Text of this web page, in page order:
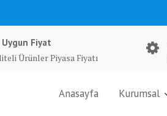
Uygun Fiyat
Ürünler Piyasa Fiyatı
Anasayfa Kurumsal